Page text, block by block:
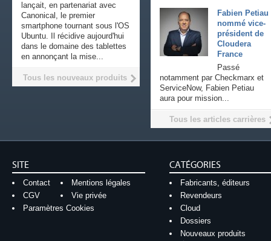
Fabien Petiau
nommé vice-
président de
Cloudera
France
Passé
notamment par Checkmarx et
ServiceNow, Fabien Petiau
aura pour mission...
Tous les articles carrières
lançait, en partenariat avec
Canonical, le premier
smartphone tournant sous l'OS
Ubuntu. Il récidive aujourd'hui
dans le domaine des tablettes
en annonçant la mise...
Tous les nouveaux produits
SITE
Contact
Mentions légales
CGV
Vie privée
Paramètres Cookies
CATÉGORIES
Fabricants, éditeurs
Revendeurs
Cloud
Dossiers
Nouveaux produits